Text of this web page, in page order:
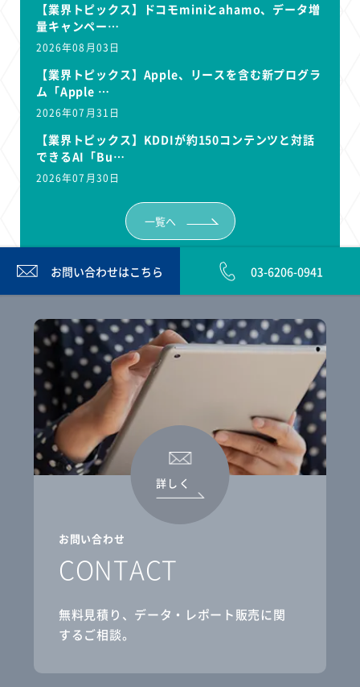
【業界トピックス】ドコモminiとahamo、データ増
量キャンペー…
2026年08月03日
【業界トピックス】Apple、リースを含む新プログラ
ム「Apple …
2026年07月31日
【業界トピックス】KDDIが約150コンテンツと対話
できるAI「Bu…
2026年07月30日
一覧へ
お問い合わせはこちら 03-6206-0941
お問い合わせ
CONTACT
無料見積り、データ・レポート販売に関
するご相談。
詳しく